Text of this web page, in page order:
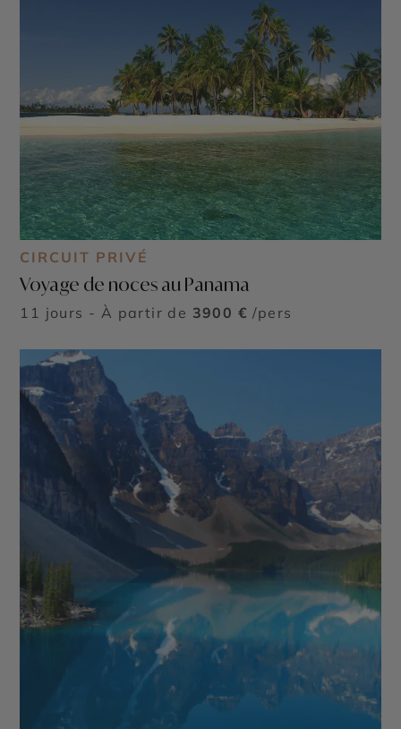
CIRCUIT PRIVÉ
Voyage de noces au Panama
11 jours - À partir de 3900 € /pers